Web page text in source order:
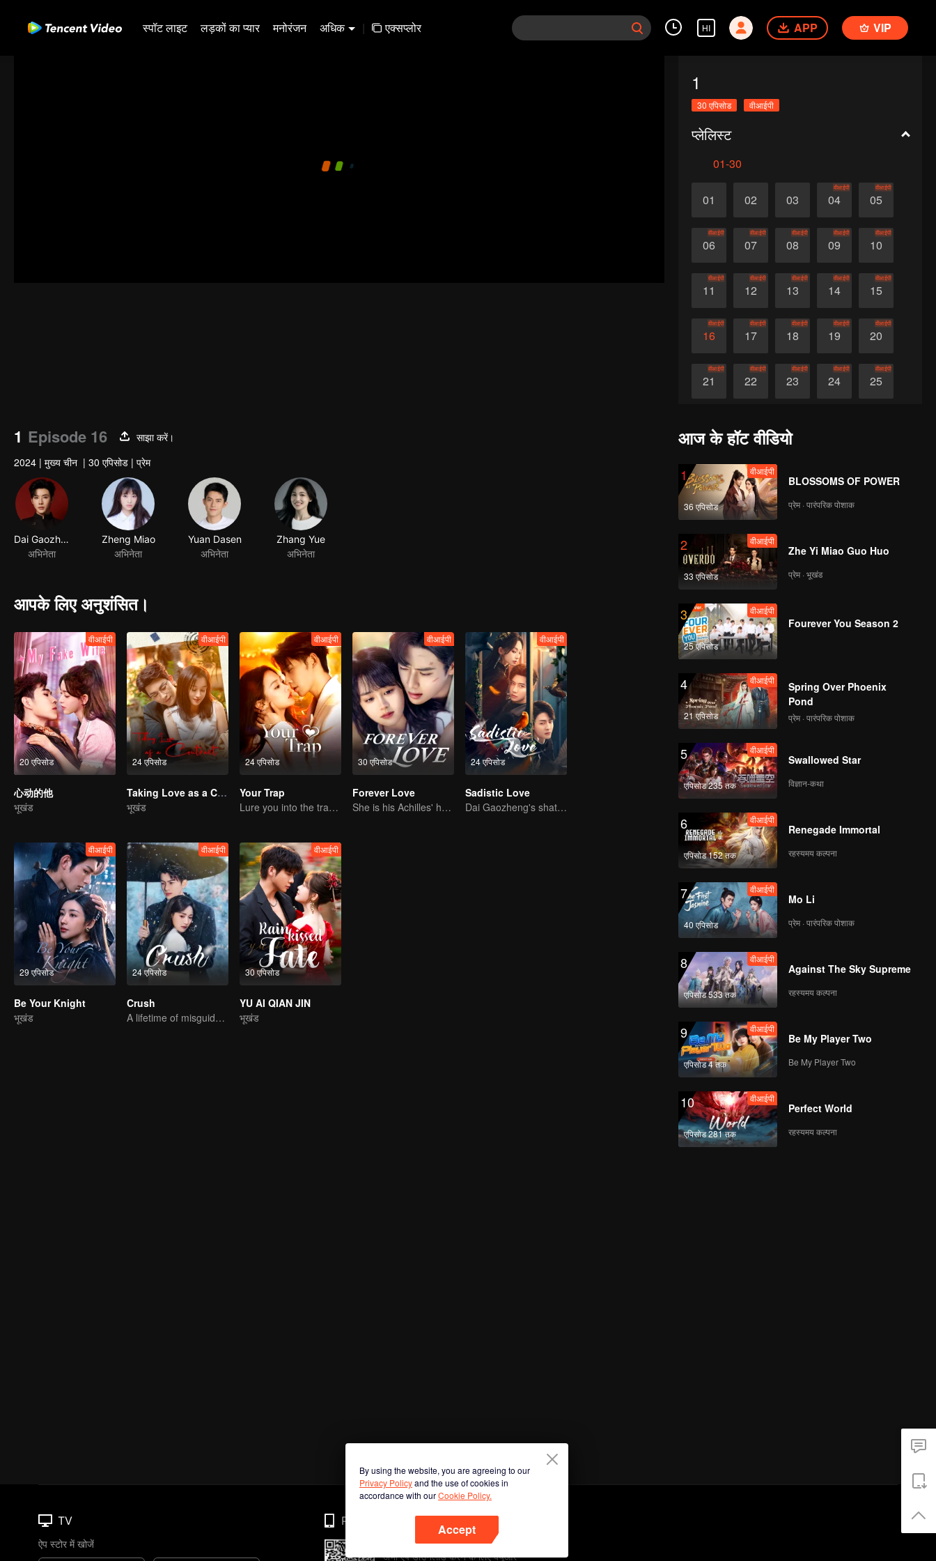
स्पॉट लाइट लड़कों का प्यार मनोरंजन अधिक | एक्सप्लोर HI APP VIP
1
30 एपिसोड वीआईपी
प्लेलिस्ट
01-30
01 02 03 04
वीआईपी
05
वीआईपी
06
वीआईपी
07
वीआईपी
08
वीआईपी
09
वीआईपी
10
वीआईपी
11
वीआईपी
12
वीआईपी
13
वीआईपी
14
वीआईपी
15
वीआईपी
16
वीआईपी
17
वीआईपी
18
वीआईपी
19
वीआईपी
20
वीआईपी
21
वीआईपी
22
वीआईपी
23
वीआईपी
24
वीआईपी
25
वीआईपी
26 28
1 Episode 16
साझा करें।
2024 | मुख्य चीन | 30 एपिसोड | प्रेम
आपके लिए अनुशंसित।
20 एपिसोड
वीआईपी
心动的他
भूखंड
24 एपिसोड
वीआईपी
Taking Love as a Contract
भूखंड
24 एपिसोड
वीआईपी
Your Trap
Lure you into the trap with love as bait
30 एपिसोड
वीआईपी
Forever Love
She is his Achilles' heel and his armor
24 एपिसोड
वीआईपी
Sadistic Love
Dai Gaozheng's shattered love restored!
29 एपिसोड
वीआईपी
Be Your Knight
भूखंड
24 एपिसोड
वीआईपी
Crush
A lifetime of misguided love entangled by fate
30 एपिसोड
वीआईपी
YU AI QIAN JIN
भूखंड
आज के हॉट वीडियो
1
36 एपिसोड
वीआईपी
BLOSSOMS OF POWER
प्रेम · पारंपरिक पोशाक
2
33 एपिसोड
वीआईपी
Zhe Yi Miao Guo Huo
प्रेम · भूखंड
3
25 एपिसोड
वीआईपी
Fourever You Season 2
4
21 एपिसोड
वीआईपी
Spring Over Phoenix
Pond
प्रेम · पारंपरिक पोशाक
5
एपिसोड 235 तक
वीआईपी
Swallowed Star
विज्ञान-कथा
6
एपिसोड 152 तक
वीआईपी
Renegade Immortal
रहस्यमय कल्पना
7
40 एपिसोड
वीआईपी
Mo Li
प्रेम · पारंपरिक पोशाक
8
एपिसोड 533 तक
वीआईपी
Against The Sky Supreme
रहस्यमय कल्पना
9
एपिसोड 4 तक
वीआईपी
Be My Player Two
Be My Player Two
10
एपिसोड 281 तक
वीआईपी
Perfect World
रहस्यमय कल्पना
By using the website, you are agreeing to our
Privacy Policyand the use of cookies in
accordance with ourCookie Policy.
Accept
TV
ऐप स्टोर में खोजें
Phone
अभी ऐप डाउनलोड करने के लिए क्यूआर